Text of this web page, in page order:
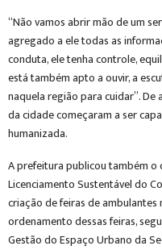
“Não vamos abrir mão de um
agregado a ele todas as
conduta, ele tenha controle,
está também apto a ouvir, a
naquela região para cuidar”.
da cidade começaram a ser
humanizada.
A prefeitura publicou também
Licenciamento Sustentável do
criação de feiras de ambulantes
ordenamento dessas feiras,
Gestão do Espaço Urbano da